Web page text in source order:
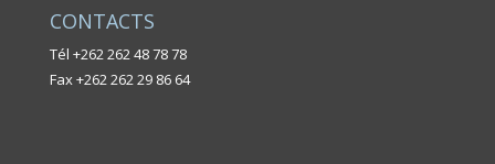
CONTACTS
Tél +262 262 48 78 78
Fax +262 262 29 86 64